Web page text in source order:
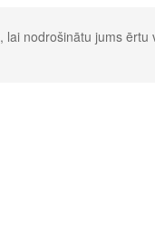
lai nodrošinātu jums